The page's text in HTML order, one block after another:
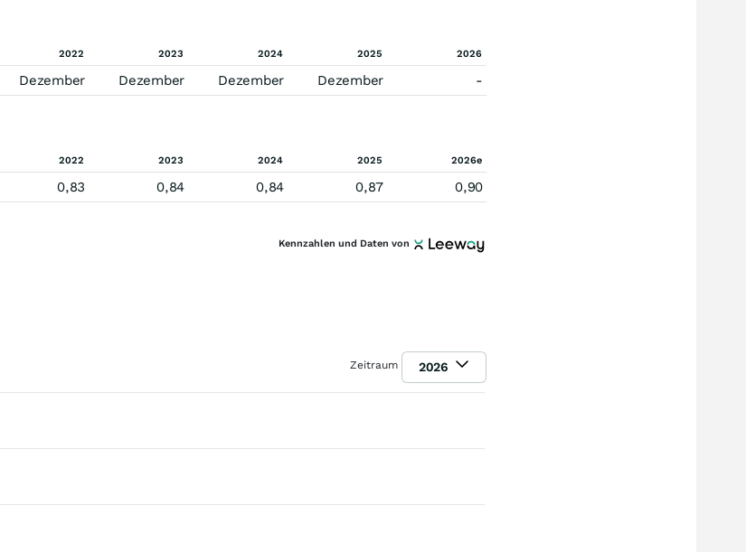
2022 2023 2024 2025 2026
Dezember Dezember Dezember Dezember -
2022 2023 2024 2025 2026e
0,83 0,84 0,84 0,87 0,90
Kennzahlen und Daten von
Zeitraum 2026